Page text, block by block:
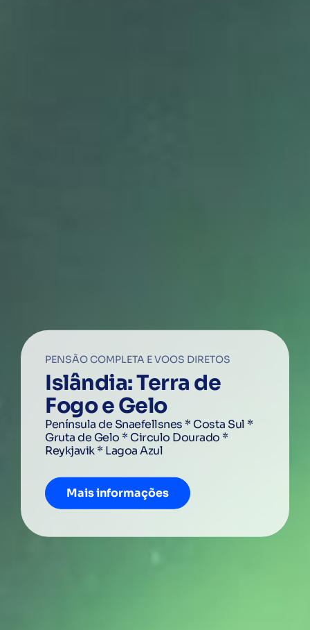
9 A 12 DE SETEMBRO
Magia da Costa
Amalfitana
Nápoles, Capri, Salerno, Positano, Amalfi,
Pompeia
Mais informações
PENSÃO COMPLETA E VOOS DIRETOS
Islândia: Terra de
Fogo e Gelo
Península de Snaefellsnes * Costa Sul *
Gruta de Gelo * Circulo Dourado *
Reykjavik * Lagoa Azul
Mais informações
Pacotes Férias
Encontre as suas férias ideais e desfrute do
Desde 480€
Reserve já!
ÚLTIMAS OPORTUNIDADES
Luas de MEL
Encontre as melhores viagens
destinos como Japão, Caraíbas, Equador,
Dubai, Tailândia e muito mais ...
Consultar